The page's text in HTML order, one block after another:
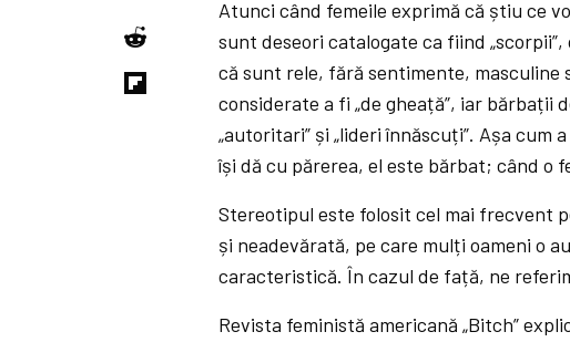
Atunci când femeile exprimă că știu ce
sunt deseori catalogate ca fiind
că sunt rele, fără sentimente, masculine
considerate a fi „de gheață”, iar
„autoritari” și „lideri înnăscuți”. Așa
își dă cu părerea, el este bărbat; când o
Stereotipul este folosit cel mai frecvent
și neadevărată, pe care mulți oameni o
caracteristică. În cazul de față, ne
Revista feministă americană „Bitch”